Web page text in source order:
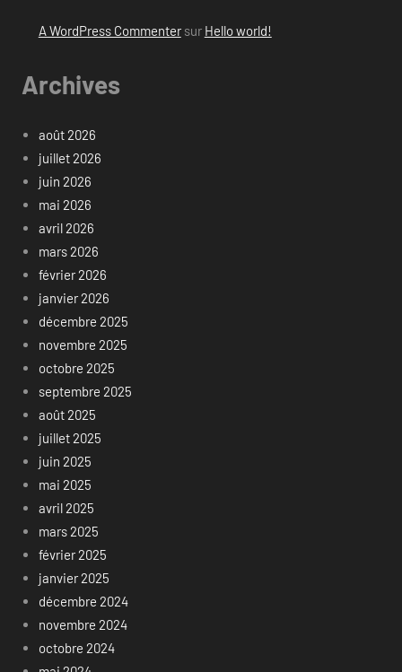
A WordPress Commentersur Hello world!
Archives
août 2026
juillet 2026
juin 2026
mai 2026
avril 2026
mars 2026
février 2026
janvier 2026
décembre 2025
novembre 2025
octobre 2025
septembre 2025
août 2025
juillet 2025
juin 2025
mai 2025
avril 2025
mars 2025
février 2025
janvier 2025
décembre 2024
novembre 2024
octobre 2024